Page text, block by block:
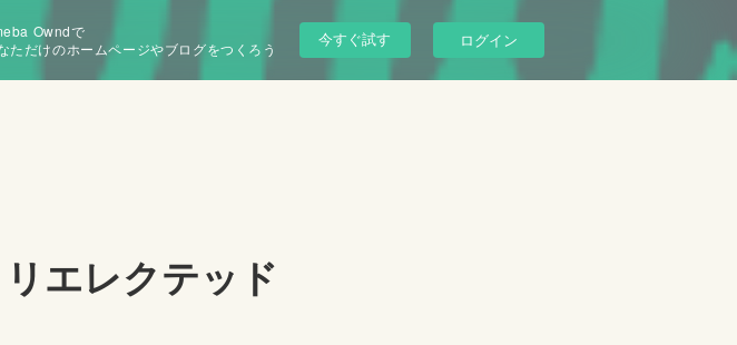
Owndで
ただけのホームページやブログをつくろう
今すぐ試す ログイン
エレクテッド